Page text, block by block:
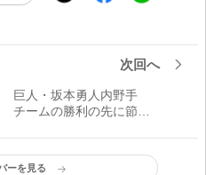
次回へ
巨人・坂本勇人内野手
チームの勝利の先に節目
トに懸ける！
ーを見る